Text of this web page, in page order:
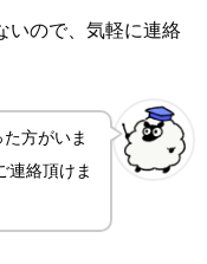
いので、気軽に連絡
方がいま
連絡頂けま